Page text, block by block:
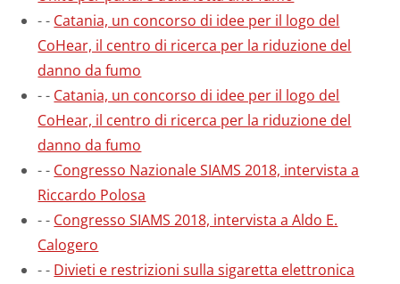
-- Catania, un concorso di idee per il logo del
CoHear, il centro di ricerca per la riduzione del
danno da fumo
-- Catania, un concorso di idee per il logo del
CoHear, il centro di ricerca per la riduzione del
danno da fumo
-- Congresso Nazionale SIAMS 2018, intervista a
Riccardo Polosa
-- Congresso SIAMS 2018, intervista a Aldo E.
Calogero
-- Divieti e restrizioni sulla sigaretta elettronica